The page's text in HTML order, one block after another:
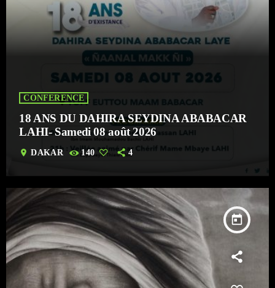
CONFERENCE
18 ANS DU DAHIRA SEYDINA ABABACAR
LAHI- Samedi 08 août 2026
location_on DAKAR 140 4
today